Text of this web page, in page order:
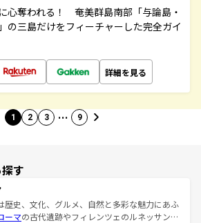
心奪われる！ 奄美群島南部「与論島・
の三島だけをフィーチャーした完全ガイ
詳細を見る
1 2 3 … 9
す
歴史、文化、グルメ、自然と多彩な魅力にあふ
ーマの古代遺跡やフィレンツェのルネッサンス